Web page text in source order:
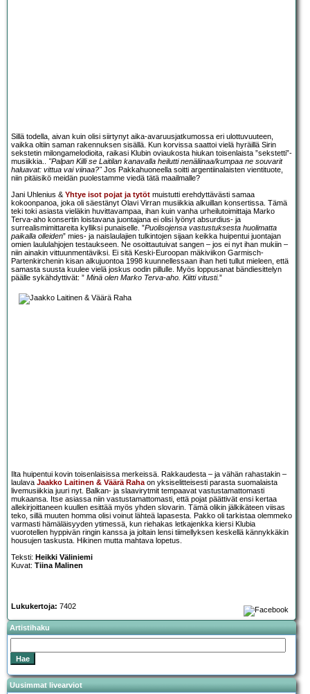
Sillä todella, aivan kuin olisi siirtynyt aika-avaruusjatkumossa eri ulottuvuuteen,
vaikka oltiin saman rakennuksen sisällä. Kun korvissa saattoi vielä hyräillä Sirin
sekstetin milongamelodioita, raikasi Klubin oviaukosta hiukan toisenlaista ”sekstetti”-
musiikkia.. "Palpan Killi se Laitilan kanavalla heilutti nenäliinaa/kumpaa ne souvarit
haluavat: vittua vai viinaa?"Jos Pakkahuoneella soitti argentiinalaisten vientituote,
niin pitäisikö meidän puolestamme viedä tätä maailmalle?
Jani Uhlenius &Yhtye isot pojat ja tytöt muistutti erehdyttävästi samaa
kokoonpanoa, joka oli säestänyt Olavi Virran musiikkia alkuillan konsertissa. Tämä
teki toki asiasta vieläkin huvittavampaa, ihan kuin vanha urheilutoimittaja Marko
Terva-aho konsertin loistavana juontajana ei olisi lyönyt absurdius- ja
surrealismimittareita kylliksi punaiselle. ”Puolisojensa vastustuksesta huolimatta
paikalla olleiden” mies- ja naislaulajien tulkintojen sijaan keikka huipentui juontajan
omien laululahjojen testaukseen. Ne osoittautuivat sangen – jos ei nyt ihan mukiin –
niin ainakin vittuunmentäviksi. Ei sitä Keski-Euroopan mäkiviikon Garmisch-
Partenkirchenin kisan alkujuontoa 1998 kuunnellessaan ihan heti tullut mieleen, että
samasta suusta kuulee vielä joskus oodin pillulle. Myös loppusanat bändiesittelyn
päälle sykähdyttivät: ” Minä olen Marko Terva-aho. Kiitti vitusti.”
Ilta huipentui kovin toisenlaisissa merkeissä. Rakkaudesta – ja vähän rahastakin –
laulava Jaakko Laitinen & Väärä Rahaon yksiselitteisesti parasta suomalaista
livemusiikkia juuri nyt. Balkan- ja slaavirytmit tempaavat vastustamattomasti
mukaansa. Itse asiassa niin vastustamattomasti, että pojat päättivät ensi kertaa
allekirjoittaneen kuullen esittää myös yhden slovarin. Tämä olikin jälkikäteen viisas
teko, sillä muuten homma olisi voinut lähteä lapasesta. Pakko oli tarkistaa olemmeko
varmasti hämäläisyyden ytimessä, kun riehakas letkajenkka kiersi Klubia
vuorotellen hyppivän ringin kanssa ja joltain lensi tiimellyksen keskellä kännykkäkin
housujen taskusta. Hikinen mutta mahtava lopetus.
Teksti: Heikki Väliniemi
Kuvat: Tiina Malinen
Lukukertoja: 7402
Artistihaku
Uusimmat livearviot